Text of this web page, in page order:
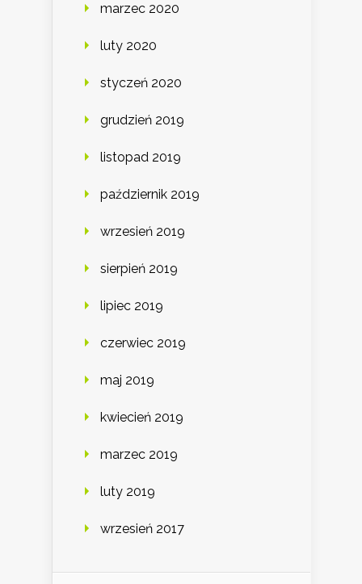
marzec 2020
luty 2020
styczeń 2020
grudzień 2019
listopad 2019
październik 2019
wrzesień 2019
sierpień 2019
lipiec 2019
czerwiec 2019
maj 2019
kwiecień 2019
marzec 2019
luty 2019
wrzesień 2017